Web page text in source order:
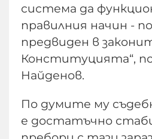
система да
правилния начин -
предвиден в
Конституцията“,
Найденов.
По думите му
е достатъчно